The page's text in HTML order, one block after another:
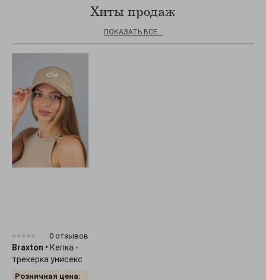
Хиты продаж
ПОКАЗАТЬ ВСЕ...
0 отзывов
Braxton • Кепка -
трекерка унисекс
Розничная цена: